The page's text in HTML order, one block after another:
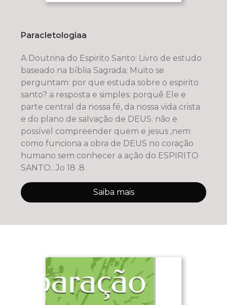
Paracletologiaa
A Doutrina do Espirito Santo: Livro de estudo
baseado na bíblia Sagrada; Muito se
perguntam: por que estuda sobre o espirito
santo? a resposta e simples: porquê Ele e
parte central da nossa fé, da nossa vida crista
e do plano de salvação de DEUS. não e
possível compreender quem e jesus ,nem
como funciona a obra de DEUS no coração
humano sem conhecer a ação do ESPIRITO
SANTO...Jo 18 .8
Saiba mais